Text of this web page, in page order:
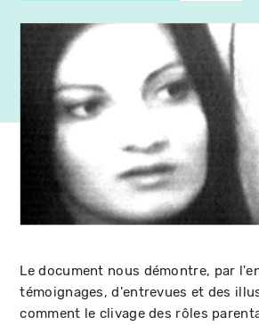
Le document nous démontre, par
témoignages, d'entrevues et des
comment le clivage des rôles